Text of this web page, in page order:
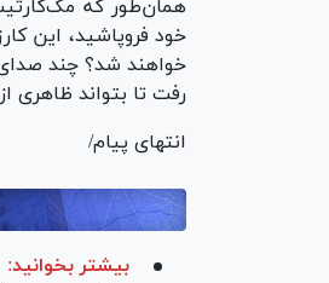
همان‌طور که
خود فروپاشید، این
خواهند شد؟ چند
رفت تا بتواند ظاهری
انتهای پیام/
بیشتر بخوانید: